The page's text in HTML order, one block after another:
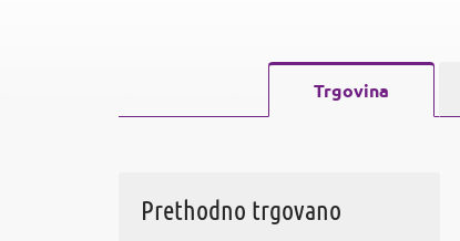
Trgovina
Prethodno trgovano